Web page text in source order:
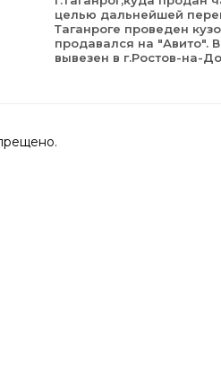
целью дальнейшей
Таганроге проведен
продавался на "Авито".
вывезен в г.Ростов-на-